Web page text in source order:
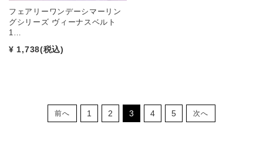
フェアリーワンデーシマーリン
グシリーズ ヴィーナスベルト
1…
¥ 1,738(税込)
前へ 1 2 3 4 5 次へ